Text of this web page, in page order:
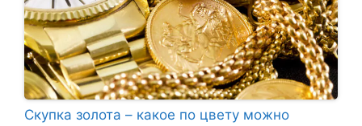
Скупка золота – какое по цвету можно